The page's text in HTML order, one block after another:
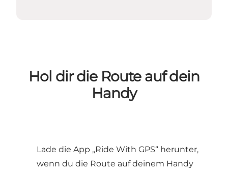
Hol dir die Route auf dein
Handy
Lade die App „Ride With GPS“ herunter,
wenn du die Route auf deinem Handy